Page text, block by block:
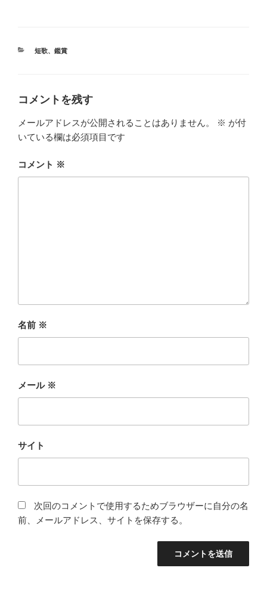
カ
短歌、 鑑賞
コメントを残す
メールアドレスが公開されることはありません。 ※ が付
いている欄は必須項目です
コメント ※
名前 ※
メール ※
サイト
次回のコメントで使用するためブラウザーに自分の名
前、メールアドレス、サイトを保存する。